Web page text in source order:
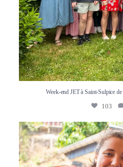
Week-end JET à Saint-Sulpice
103
☝ Lien des newsletters de
89